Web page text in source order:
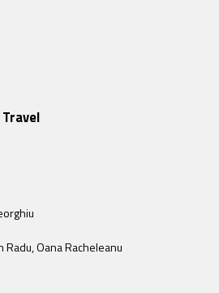
Radu, Oana Racheleanu